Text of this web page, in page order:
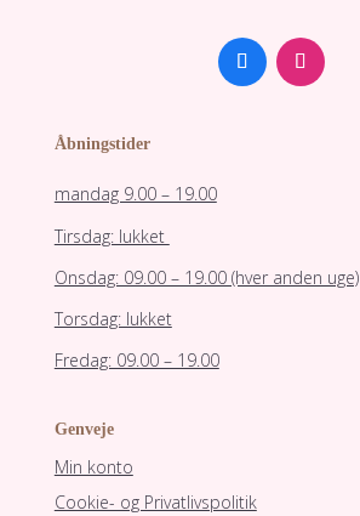
Åbningstider
mandag 9.00 – 19.00
Tirsdag: lukket
Onsdag: 09.00 – 19.00 (hver anden uge)
Torsdag: lukket
Fredag: 09.00 – 19.00
Genveje
Min konto
Cookie- og Privatlivspolitik